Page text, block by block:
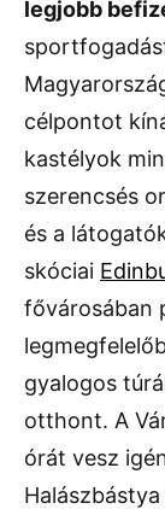
legjobb
célpontot
kastélyok
szerencsés
és a
skóciai
fővárosában
gyalogos
otthont. A
órát vesz